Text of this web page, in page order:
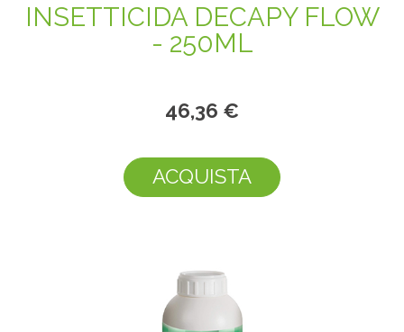
INSETTICIDA DECAPY FLOW
- 250ML
46,36 €
ACQUISTA